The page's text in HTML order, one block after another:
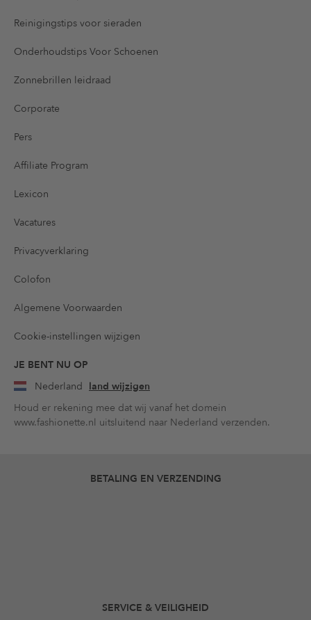
Reinigingstips voor sieraden
Onderhoudstips Voor Schoenen
Zonnebrillen leidraad
Corporate
Pers
Affiliate Program
Lexicon
Vacatures
Privacyverklaring
Colofon
Algemene Voorwaarden
Cookie-instellingen wijzigen
JE BENT NU OP
Nederland land wijzigen
Houd er rekening mee dat wij vanaf het domein
www.fashionette.nl uitsluitend naar Nederland verzenden.
BETALING EN VERZENDING
SERVICE & VEILIGHEID